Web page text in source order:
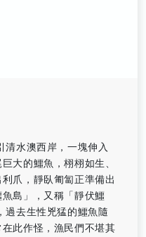
清水澳西岸，一塊伸入
大的鱷魚，栩栩如生、
爪，靜臥匍匐正準備出
島」，又稱「靜伏鱷
過去生性兇猛的鱷魚隨
此作怪，漁民們不堪其